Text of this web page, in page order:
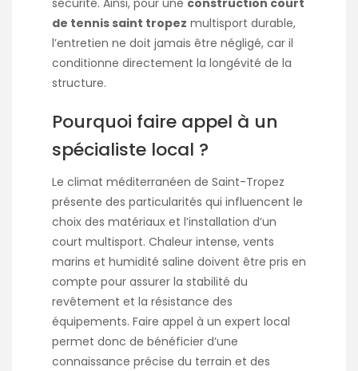
sécurité. Ainsi, pour une construction court
de tennis saint tropez multisport durable,
l’entretien ne doit jamais être négligé, car il
conditionne directement la longévité de la
structure.
Pourquoi faire appel à un
spécialiste local ?
Le climat méditerranéen de Saint-Tropez
présente des particularités qui influencent le
choix des matériaux et l’installation d’un
court multisport. Chaleur intense, vents
marins et humidité saline doivent être pris en
compte pour assurer la stabilité du
revêtement et la résistance des
équipements. Faire appel à un expert local
permet donc de bénéficier d’une
connaissance précise du terrain et des